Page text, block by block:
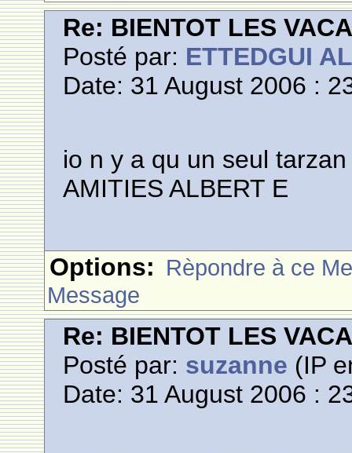
Re: BIENTOT LES
Posté par: ETTEDGUI
Date: 31 August 2006 :
io n y a qu un seul
AMITIES ALBERT E
Options: Rèpondre à ce
Message
Re: BIENTOT LES
Posté par: suzanne (IP
Date: 31 August 2006 :